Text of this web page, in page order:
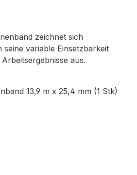
zeichnet sich
seine variable Einsetzbarkeit
aus.